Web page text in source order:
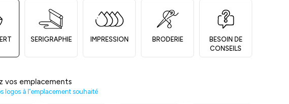
SERIGRAPHIE IMPRESSION BRODERIE
BESOIN DE
CONSEILS
vos emplacements
logos à l'emplacement souhaité